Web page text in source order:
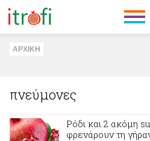
ΑΡΧΙΚΗ
πνεύμονες
Ρόδι και 2 ακόμη
φρενάρουν τη